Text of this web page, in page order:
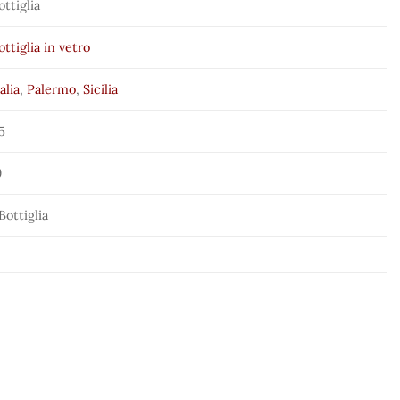
in vetro
,Palermo,Sicilia